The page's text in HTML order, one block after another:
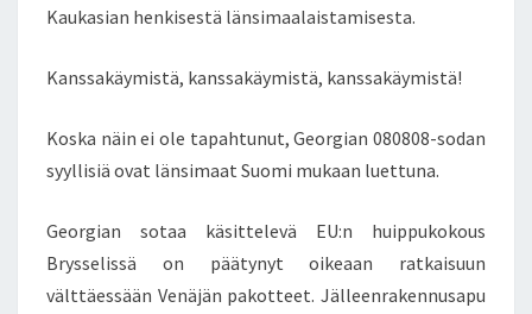
E
Ä
A
K
S
I
A
Kaukasian henkisestä länsimaalaistamisesta.
Kanssakäymistä, kanssakäymistä, kanssakäymistä!
Koska näin ei ole tapahtunut, Georgian 080808-sodan
syyllisiä ovat länsimaat Suomi mukaan luettuna.
Georgian sotaa käsittelevä EU:n huippukokous
Brysselissä on päätynyt oikeaan ratkaisuun
välttäessään Venäjän pakotteet. Jälleenrakennusapu